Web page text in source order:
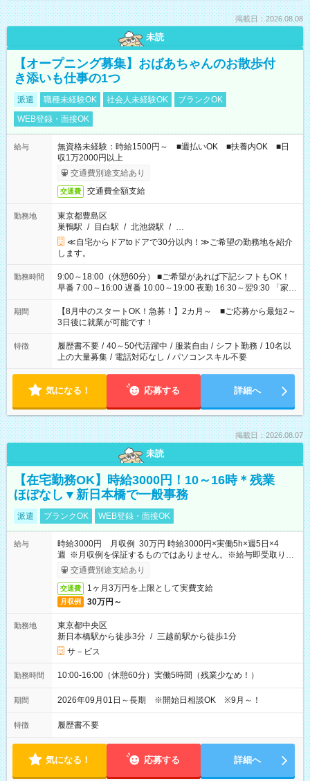
掲載日：2026.08.08
未読
【オープニング募集】おばあちゃんのお散歩付
き添いも仕事の1つ
派遣 職種未経験OK 社会人未経験OK
ブランクOK
WEB登録・面接OK
給与
無資格未経験：時給1500円～ ■週払いOK ■扶養内OK ■日
収1万2000円以上
交通費別途支給あり
交通費 交通費全額支給
勤務地
東京都豊島区
巣鴨駅 / 目白駅 / 北池袋駅 / …
≪自宅からドアtoドアで30分以内！≫ご希望の勤務地を紹介
します。
勤務時間
9:00～18:00（休憩60分） ■ご希望があれば下記シフトもOK！
早番 7:00～16:00 遅番 10:00～19:00 夜勤 16:30～翌9:30 「家族
と休みを合わせたい」 「余裕を持って夕飯の準備がしたい」
「できれば残業はしたくない」 など、ご希望を教えてください
ね。 ※Wワーク希望の方へ 今ご覧のお仕事で希望する勤務時間
と、もう1つのお仕事の勤務時間。 合計で週40時間を超える場
合は応募できません。
期間
【8月中のスタートOK！急募！】2カ月～ ■ご応募から最短2～
3日後に就業が可能です！
特徴 履歴書不要 / 40～50代活躍中 / 服装自由 / シフト勤務 / 10名以
上の大量募集 / 電話対応なし / パソコンスキル不要
気になる！ 応募する 詳細へ
掲載日：2026.08.07
未読
【在宅勤務OK】時給3000円！10～16時＊残業
ほぼなし▼新日本橋で一般事務
派遣 ブランクOK WEB登録・面接OK
給与
時給3000円 月収例 30万円 時給3000円×実働5h×週5日×4
週 ※月収例を保証するものではありません。※給与即受取りサ
ービス利用可（利用条件有）
交通費別途支給あり
交通費 1ヶ月3万円を上限として実費支給
月収例 30万円～
勤務地
東京都中央区
新日本橋駅から徒歩3分 / 三越前駅から徒歩1分
サ－ビス
勤務時間 10:00-16:00（休憩60分）実働5時間（残業少なめ！）
期間 2026年09月01日～長期 ※開始日相談OK ※9月～！
特徴 履歴書不要
気になる！ 応募する 詳細へ